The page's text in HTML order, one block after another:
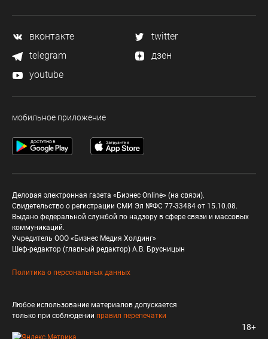
вконтакте
twitter
telegram
дзен
youtube
мобильное приложение
Деловая электронная газета «Бизнес Online» (на связи).
Свидетельство о регистрации СМИ Эл №ФС 77-33484 от 15.10.08.
Выдано федеральной службой по надзору в сфере связи и массовых
коммуникаций.
Учредитель ООО «Бизнес Медия Холдинг»
Шеф-редактор (главный редактор) А.В. Брусницын
Политика о персональных данных
Любое использование материалов допускается
только при соблюдении правил перепечатки
18+